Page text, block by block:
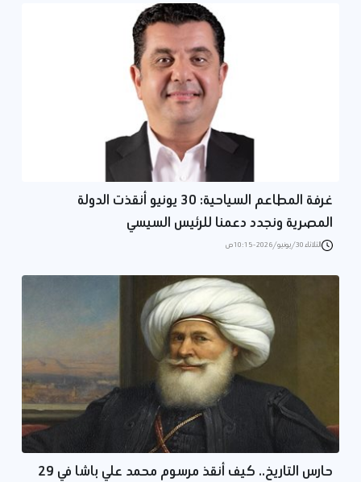
غرفة المطاعم السياحية: 30 يونيو أنقذت الدولة
المصرية ونجدد دعمنا للرئيس السيسي
الثلاثاء 30/يونيو/2026 - 10:15 ص
حارس التاريخ.. كيف أنقذ مرسوم محمد علي باشا في 29